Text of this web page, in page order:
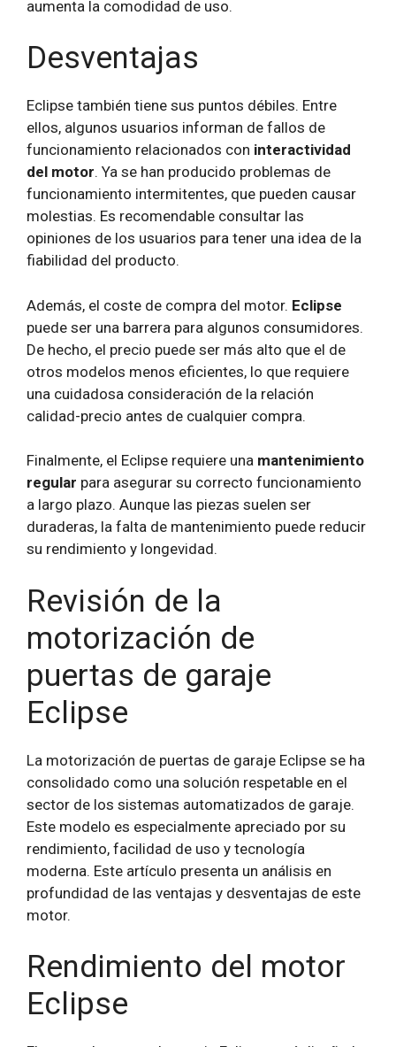
aumenta la comodidad de uso.
Desventajas
Eclipse también tiene sus puntos débiles. Entre
ellos, algunos usuarios informan de fallos de
funcionamiento relacionados con interactividad
del motor. Ya se han producido problemas de
funcionamiento intermitentes, que pueden causar
molestias. Es recomendable consultar las
opiniones de los usuarios para tener una idea de la
fiabilidad del producto.
Además, el coste de compra del motor. Eclipse
puede ser una barrera para algunos consumidores.
De hecho, el precio puede ser más alto que el de
otros modelos menos eficientes, lo que requiere
una cuidadosa consideración de la relación
calidad-precio antes de cualquier compra.
Finalmente, el Eclipse requiere una mantenimiento
regular para asegurar su correcto funcionamiento
a largo plazo. Aunque las piezas suelen ser
duraderas, la falta de mantenimiento puede reducir
su rendimiento y longevidad.
Revisión de la
motorización de
puertas de garaje
Eclipse
La motorización de puertas de garaje Eclipse se ha
consolidado como una solución respetable en el
sector de los sistemas automatizados de garaje.
Este modelo es especialmente apreciado por su
rendimiento, facilidad de uso y tecnología
moderna. Este artículo presenta un análisis en
profundidad de las ventajas y desventajas de este
motor.
Rendimiento del motor
Eclipse